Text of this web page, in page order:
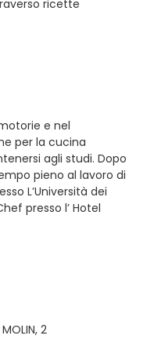
ricette
e nel
per la cucina
agli studi. Dopo
pieno al lavoro di
L’Università dei
presso l’ Hotel
2